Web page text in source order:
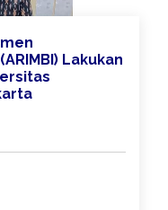
Lakukan